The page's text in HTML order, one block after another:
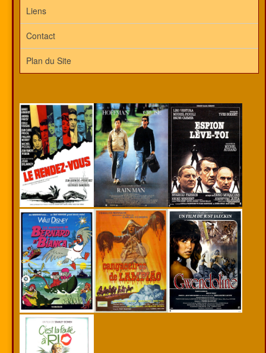
Liens
Contact
Plan du Site